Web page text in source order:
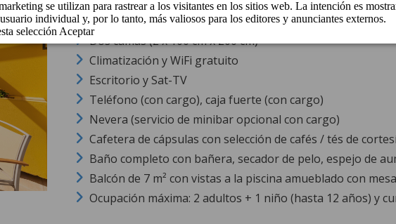
Dos camas (2 x 100 cm x 200 cm)
Climatización y WiFi gratuito
Escritorio y Sat-TV
Teléfono (con cargo), caja fuerte (con cargo)
Nevera (servicio de minibar opcional con cargo)
Cafetera de cápsulas con selección de cafés / tés de
Baño completo con bañera, secador de pelo, espejo de
Balcón de 7 m² con vistas a la piscina amueblado con
Ocupación máxima: 2 adultos + 1 niño (hasta 12 años) y